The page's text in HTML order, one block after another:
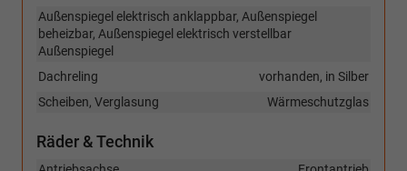
Außenspiegel elektrisch anklappbar, Außenspiegel
beheizbar, Außenspiegel elektrisch verstellbar
Außenspiegel
vorhanden, in Silber
Dachreling
Wärmeschutzglas
Scheiben, Verglasung
Räder & Technik